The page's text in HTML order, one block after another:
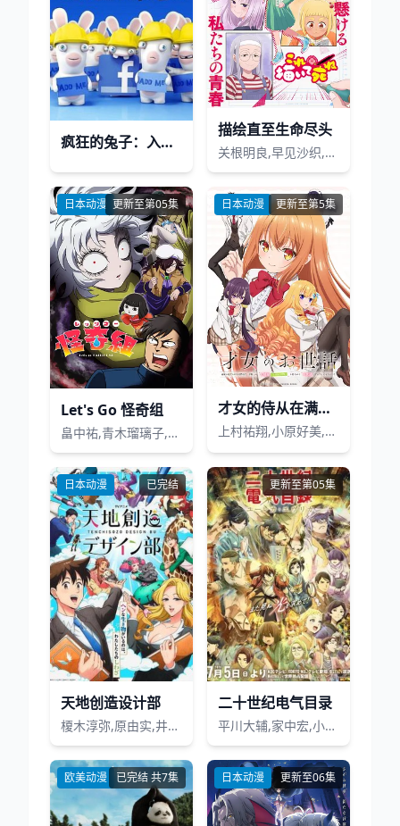
疯狂的兔子：入侵第四季
描绘直至生命尽头
关根明良,早见沙织,仁见纱绫,藤村花音,日高范子,种崎敦美,野上尤加奈,井上喜久子
日本动漫 更新至第05集
Let's Go 怪奇组
畠中祐,青木瑠璃子,新谷真弓,青山吉能,榊原优希,花泽香菜,千叶繁
日本动漫 更新至第5集
才女的侍从在满是高岭之花的贵族学校暗中照顾(毫无生活自理能力的)学院第一大小姐
上村祐翔,小原好美,大西沙织,土屋李央,小清水亚美
日本动漫 已完结
天地创造设计部
榎木淳弥,原由实,井上和彦,梅原裕一郎,诹访部顺一,岸尾大辅,大空直美,竹内良太,泊明日菜,木野日菜,逢坂良太,水岛大宙,龙田直树
更新至第05集
二十世纪电气目录
平川大辅,家中宏,小野大辅,大地叶,雨宫天,寿美菜子,内山昂辉,内田雄马,武内骏辅,远藤大智,高垣彩阳,川井田夏海,浦和希,浅野麻由美
欧美动漫 已完结 共7集 日本动漫 更新至06集